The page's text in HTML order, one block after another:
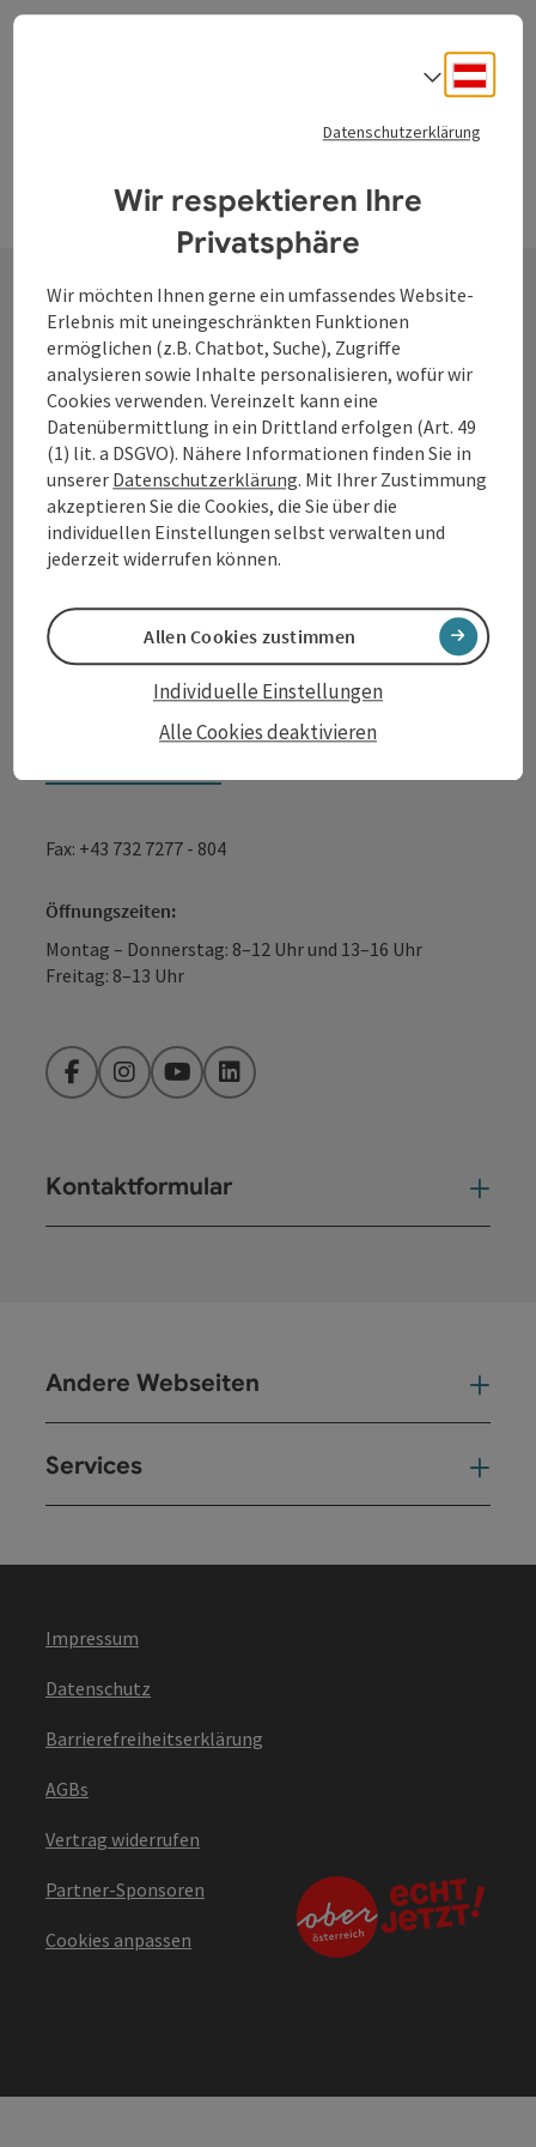
Pfarrheim mit den Kirchberger Volksschülern Auf
Kontakt
Tourismusverband Donauregion
Oberösterreich
WGD Donau Oberösterreich Tourismus
GmbH
4040 Linz
+43 732 7277 - 888
Fax: +43 732 7277 - 804
Öffnungszeiten:
Montag – Donnerstag: 8–12 Uhr und 13–16 Uhr
Freitag: 8–13 Uhr
FacebookInstagramYouTubeLinkedIn
Kontaktformular
Andere Webseiten
Services
Impressum
Datenschutz
Barrierefreiheitserklärung
AGBs
Vertrag widerrufen
Partner-Sponsoren
Cookies anpassen
Datenschutzerklärung
Wir respektieren Ihre
Privatsphäre
Wir möchten Ihnen gerne ein umfassendes Website-
Erlebnis mit uneingeschränkten Funktionen
ermöglichen (z.B. Chatbot, Suche), Zugriffe
analysieren sowie Inhalte personalisieren, wofür wir
Cookies verwenden. Vereinzelt kann eine
Datenübermittlung in ein Drittland erfolgen (Art. 49
(1) lit. a DSGVO). Nähere Informationen finden Sie in
unserer Datenschutzerklärung. Mit Ihrer Zustimmung
akzeptieren Sie die Cookies, die Sie über die
individuellen Einstellungen selbst verwalten und
jederzeit widerrufen können.
Alle Cookies deaktivieren
Individuelle Einstellungen
Allen Cookies zustimmen